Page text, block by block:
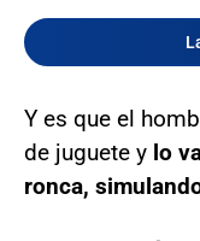
Y es que el
de juguete y lo
ronca,